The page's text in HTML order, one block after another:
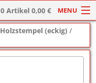
0 Artikel 0,00 € MENU
Holzstempel (eckig) /